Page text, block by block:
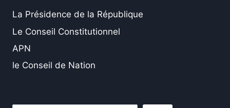
La Présidence de la République
Le Conseil Constitutionnel
APN
le Conseil de Nation